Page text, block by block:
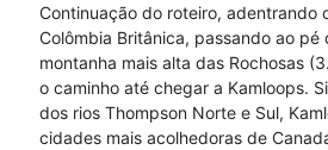
Continuação do roteiro, adentrando
Colômbia Britânica, passando ao pé
montanha mais alta das Rochosas
o caminho até chegar a Kamloops.
dos rios Thompson Norte e Sul,
cidades mais acolhedoras de